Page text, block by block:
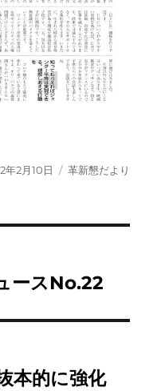
年2月10日
カ
革新懇だより
ースNo.22
本的に強化